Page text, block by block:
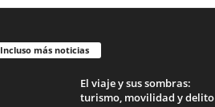
Incluso más noticias
El viaje y sus sombras:
turismo, movilidad y delito